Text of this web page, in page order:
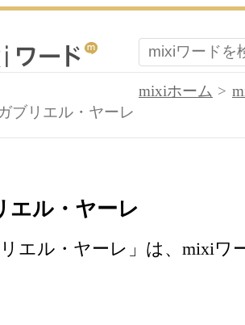
mixiホーム
ブリエル・ヤーレ
エル・ヤーレ
リエル・ヤーレ」は、mixiワ